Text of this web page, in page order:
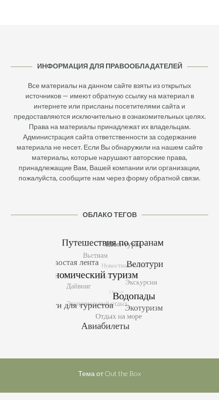
ИНФОРМАЦИЯ ДЛЯ ПРАВООБЛАДАТЕЛЕЙ
Все материалы на данном сайте взяты из открытых
источников — имеют обратную ссылку на материал в
интернете или присланы посетителями сайта и
предоставляются исключительно в ознакомительных целях.
Права на материалы принадлежат их владельцам.
Администрация сайта ответственности за содержание
материала не несет. Если Вы обнаружили на нашем сайте
материалы, которые нарушают авторские права,
принадлежащие Вам, Вашей компании или организации,
пожалуйста, сообщите нам через форму обратной связи.
ОБЛАКО ТЕГОВ
Тема от Out the Box